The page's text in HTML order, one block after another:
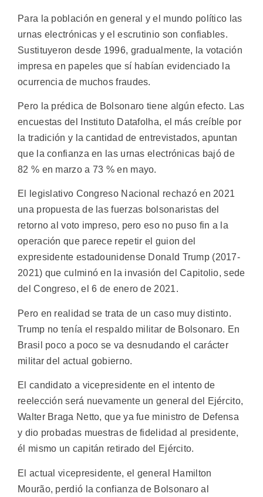
Para la población en general y el mundo político las
urnas electrónicas y el escrutinio son confiables.
Sustituyeron desde 1996, gradualmente, la votación
impresa en papeles que sí habían evidenciado la
ocurrencia de muchos fraudes.
Pero la prédica de Bolsonaro tiene algún efecto. Las
encuestas del Instituto Datafolha, el más creíble por
la tradición y la cantidad de entrevistados, apuntan
que la confianza en las urnas electrónicas bajó de
82 % en marzo a 73 % en mayo.
El legislativo Congreso Nacional rechazó en 2021
una propuesta de las fuerzas bolsonaristas del
retorno al voto impreso, pero eso no puso fin a la
operación que parece repetir el guion del
expresidente estadounidense Donald Trump (2017-
2021) que culminó en la invasión del Capitolio, sede
del Congreso, el 6 de enero de 2021.
Pero en realidad se trata de un caso muy distinto.
Trump no tenía el respaldo militar de Bolsonaro. En
Brasil poco a poco se va desnudando el carácter
militar del actual gobierno.
El candidato a vicepresidente en el intento de
reelección será nuevamente un general del Ejército,
Walter Braga Netto, que ya fue ministro de Defensa
y dio probadas muestras de fidelidad al presidente,
él mismo un capitán retirado del Ejército.
El actual vicepresidente, el general Hamilton
Mourão, perdió la confianza de Bolsonaro al